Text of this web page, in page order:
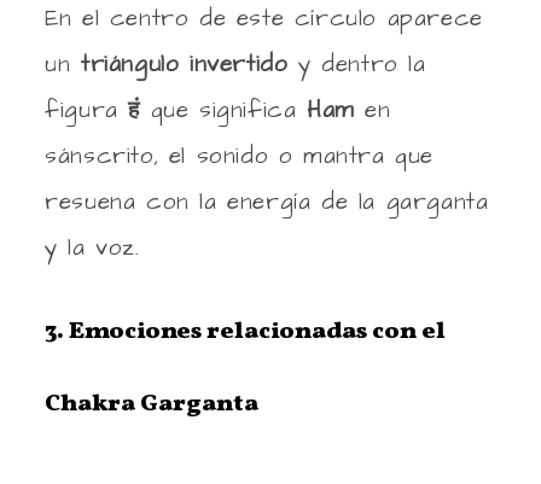
En el centro de este círculo aparece
untriángulo invertidoy dentro la
figuraहंque significa Ham en
sánscrito, el sonido o mantra que
resuena con la energía de la garganta
y la voz.
3. Emociones relacionadas con el
Chakra Garganta